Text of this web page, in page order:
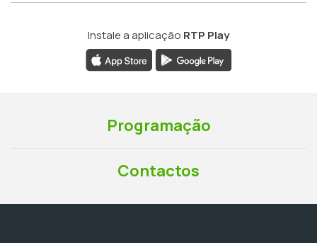
Instale a aplicação RTP Play
Programação
Contactos